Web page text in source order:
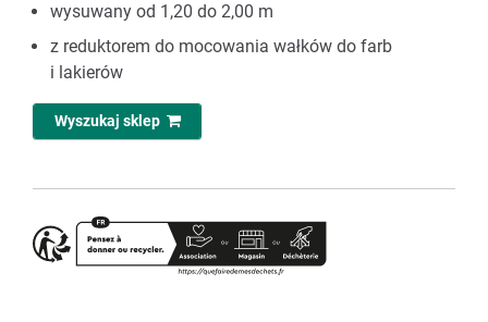
wysuwany od 1,20 do 2,00 m
z reduktorem do mocowania wałków do farb
i lakierów
Wyszukaj sklep